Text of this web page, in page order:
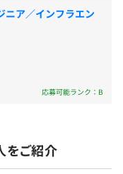
会社向けの全社規
ア／インフラエン
応募可能ランク：B
をご紹介